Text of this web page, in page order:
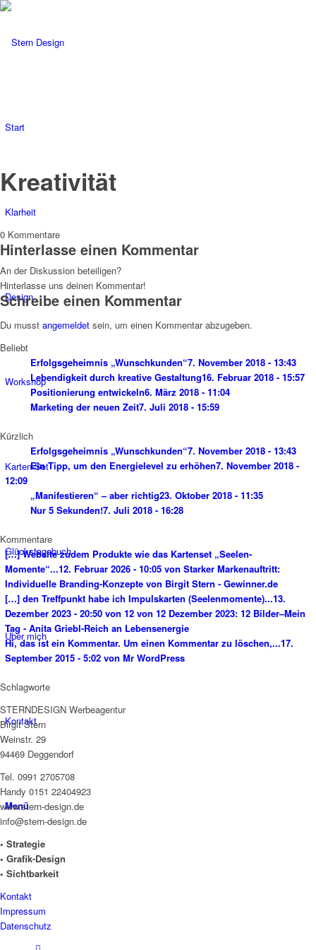
Start
Klarheit
Design
Workshop
Karten-Set
Glückstagebuch
Über mich
Kontakt
Menü
Kreativität
0 Kommentare
Hinterlasse einen Kommentar
An der Diskussion beteiligen?
Hinterlasse uns deinen Kommentar!
Schreibe einen Kommentar
Du musst angemeldet sein, um einen Kommentar abzugeben.
Beliebt
Erfolgsgeheimnis „Wunschkunden“7. November 2018 - 13:43
Lebendigkeit durch kreative Gestaltung16. Februar 2018 - 15:57
Positionierung entwickeln6. März 2018 - 11:04
Marketing der neuen Zeit7. Juli 2018 - 15:59
Kürzlich
Erfolgsgeheimnis „Wunschkunden“7. November 2018 - 13:43
Ein Tipp, um den Energielevel zu erhöhen7. November 2018 -
12:09
„Manifestieren“ – aber richtig23. Oktober 2018 - 11:35
Nur 5 Sekunden!7. Juli 2018 - 16:28
Kommentare
[…] Website zudem Produkte wie das Kartenset „Seelen-
Momente“...12. Februar 2026 - 10:05 von Starker Markenauftritt:
Individuelle Branding-Konzepte von Birgit Stern - Gewinner.de
[…] den Treffpunkt habe ich Impulskarten (Seelenmomente)...13.
Dezember 2023 - 20:50 von 12 von 12 Dezember 2023: 12 Bilder–Mein
Tag - Anita Griebl-Reich an Lebensenergie
Hi, das ist ein Kommentar. Um einen Kommentar zu löschen,...17.
September 2015 - 5:02 von Mr WordPress
Schlagworte
STERNDESIGN Werbeagentur
Birgit Stern
Weinstr. 29
94469 Deggendorf
Tel. 0991 2705708
Handy 0151 22404923
www.stern-design.de
info@stern-design.de
• Strategie
• Grafik-Design
• Sichtbarkeit
Kontakt
Impressum
Datenschutz